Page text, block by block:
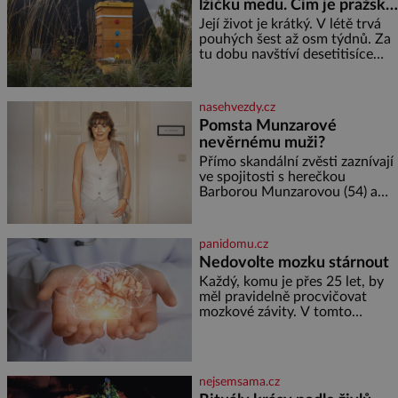
elektráren v Evropě, vydat se na
horské hřebeny, projet se na
koloběžce a den zakončit
poznáváním památek ve
lžičku medu. Čím je pražský
med ze střech tak ceněný?
Její život je krátký. V létě trvá
pouhých šest až osm týdnů. Za
tu dobu navštíví desetitisíce
medu – zhruba jednu čajovou
lžičku. Sama o sobě se může
zdát bezvýznamná. Teprve když
se spojí s dalšími desítkami tisíc
příslušnic svého včelstva,
vznikne jeden z
nejdokonalejších organismů
nasehvezdy.cz
Pomsta Munzarové
nevěrnému muži?
Přímo skandální zvěsti zaznívají
ve spojitosti s herečkou
Barborou Munzarovou (54) a
viděna s jakýmsi sympaťákem, s
nímž se velmi družně, až d
panidomu.cz
Nedovolte mozku stárnout
Každý, komu je přes 25 let, by
měl pravidelně procvičovat
mozkové závity. V tomto
marně v paměti lovíte název
nejsemsama.cz